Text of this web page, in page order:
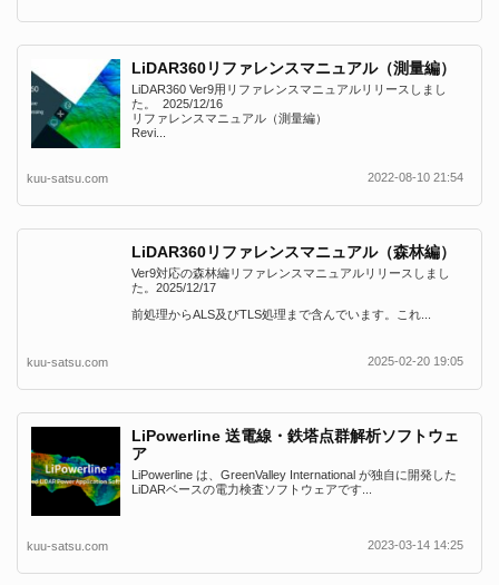
LiDAR360リファレンスマニュアル（測量編）
LiDAR360 Ver9用リファレンスマニュアルリリースしまし
た。 2025/12/16
リファレンスマニュアル（測量編）
Revi...
kuu-satsu.com 2022-08-10 21:54
LiDAR360リファレンスマニュアル（森林編）
Ver9対応の森林編リファレンスマニュアルリリースしまし
た。2025/12/17
前処理からALS及びTLS処理まで含んでいます。これ...
kuu-satsu.com 2025-02-20 19:05
LiPowerline 送電線・鉄塔点群解析ソフトウェ
ア
LiPowerline は、GreenValley International が独自に開発した
LiDARベースの電力検査ソフトウェアです...
kuu-satsu.com 2023-03-14 14:25